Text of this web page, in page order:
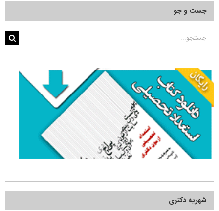
جست و جو
جستجو
شهریه دکتری